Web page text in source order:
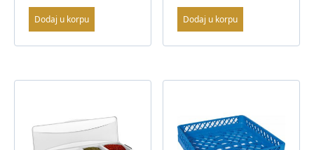
Dodaj u korpu Dodaj u korpu